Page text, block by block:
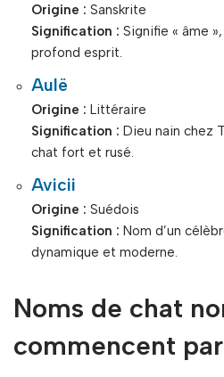
Origine : Sanskrite
Signification : Signifie « âme
profond esprit.
Aulë
Origine : Littéraire
Signification : Dieu nain chez
chat fort et rusé.
Avicii
Origine : Suédois
Signification : Nom d’un
dynamique et moderne.
Noms de chat
commencent